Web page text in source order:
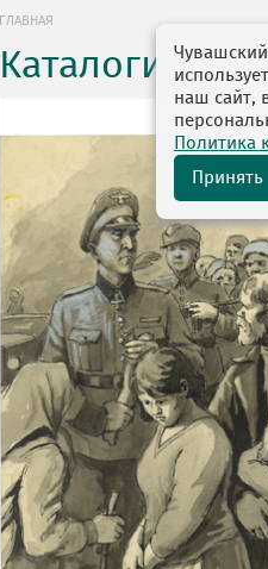
ГЛАВНАЯ
Каталоги
наш сайт,
Политика
Принять